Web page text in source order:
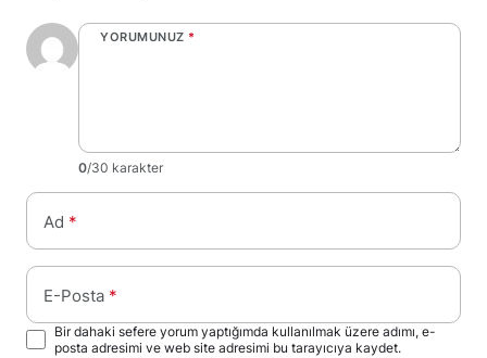
YORUMUNUZ *
0/30 karakter
Ad *
E-Posta *
Bir dahaki sefere yorum yaptığımda kullanılmak üzere adımı, e-
posta adresimi ve web site adresimi bu tarayıcıya kaydet.